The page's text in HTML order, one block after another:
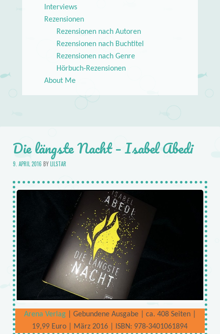
Interviews
Rezensionen
Rezensionen nach Autoren
Rezensionen nach Buchtitel
Rezensionen nach Genre
Hörbuch-Rezensionen
About Me
Die längste Nacht – Isabel Abedi
9. APRIL 2016 BYLILSTAR
Arena Verlag | Gebundene Ausgabe | ca. 408 Seiten |
19,99 Euro | März 2016 | ISBN: 978-3401061894